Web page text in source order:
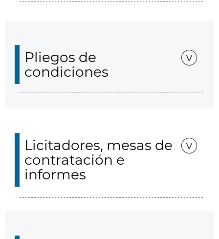
Pliegos de
condiciones
Licitadores, mesas de
contratación e
informes